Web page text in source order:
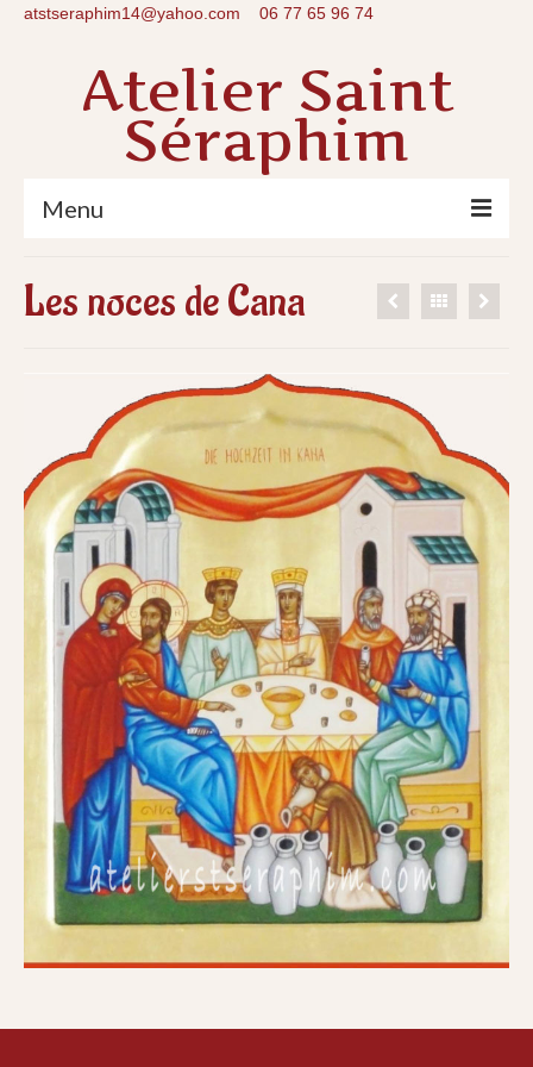
atstseraphim14@yahoo.com 06 77 65 96 74
Atelier Saint
Séraphim
Menu
Une icône ?
Galerie
Qui suis-je ?
Contact
Les noces de Cana